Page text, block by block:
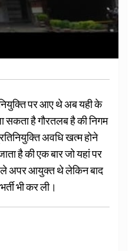
पर आए थे अब यही के
सकता है गौरतलब है की निगम
अवधि खत्म होने
है की एक बार जो यहां पर
अपर आयुक्त थे लेकिन बाद
भी कर ली।